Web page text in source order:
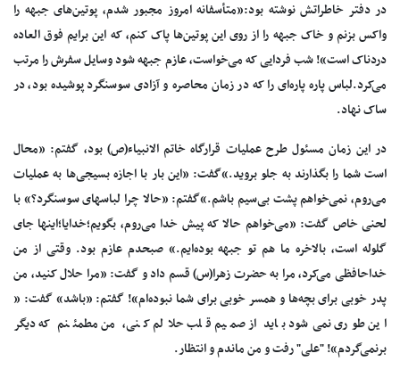
در دفتر خاطراتش‌ نوشته‌ بود:«متأسفانه‌ امروز مجبور شدم، پوتین‌های‌ جبهه‌ را
واکس‌ بزنم‌ و خاک‌ جبهه‌ را از روی‌ این‌ پوتین‌ها پاک‌ کنم، که‌ این‌ برایم‌ فوق‌ العاده‌
دردناک‌ است»! شب‌ فردایی‌ که‌ می‌خواست، عازم‌ جبهه‌ شود وسایل‌ سفرش‌ را مرتب‌
می‌کرد.لباس‌ پاره‌ پاره‌ای‌ را که‌ در زمان‌ محاصره‌ و آزادی‌ سوسنگرد پوشیده‌ بود، در
ساک‌ نهاد.
در این‌ زمان‌ مسئول‌ طرح‌ عملیات‌ قرارگاه‌ خاتم‌ الانبیاء(ص) بود، گفتم: «محال‌
است‌ شما را بگذارند به‌ جلو بروید.»گفت: «این‌ بار با اجازه‌ بسیجی‌ها به‌ عملیات‌
می‌روم، نمی‌خواهم‌ پشت‌ بی‌سیم‌ باشم.»گفتم: «حالا چرا لباسهای‌ سوسنگرد؟» با
لحنی‌ خاص‌ گفت: «می‌خواهم‌ حالا که‌ پیش‌ خدا می‌روم، بگویم؛خدایا؛اینها جای‌
گلوله‌ است، بالاخره‌ ما هم‌ تو جبهه‌ بوده‌ایم.» صبحدم‌ عازم‌ بود. وقتی‌ از من‌
خداحافظی‌ می‌کرد، مرا به‌ حضرت‌ زهرا(س) قسم‌ داد و گفت: «مرا حلال‌ کنید، من‌
پدر خوبی‌ برای‌ بچه‌ها و همسر خوبی‌ برای‌ شما نبوده‌ام»! گفتم: «باشد» گفت: «
این‌ طوری‌ نمی‌شود باید از صمیم‌ قلب‌ حلالم‌ کنی، من‌ مطمئنم‌ که‌ دیگر
برنمی‌گردم»! "علی"‌ رفت‌ و من‌ ماندم‌ و انتظار.